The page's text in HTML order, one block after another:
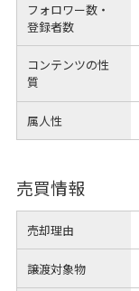
フォロワー数・
登録者数
コンテンツの性
質
属人性
売買情報
売却理由
譲渡対象物